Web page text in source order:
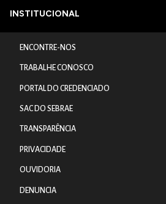
INSTITUCIONAL
ENCONTRE-NOS
TRABALHE CONOSCO
PORTAL DO CREDENCIADO
SAC DO SEBRAE
TRANSPARÊNCIA
PRIVACIDADE
OUVIDORIA
DENUNCIA